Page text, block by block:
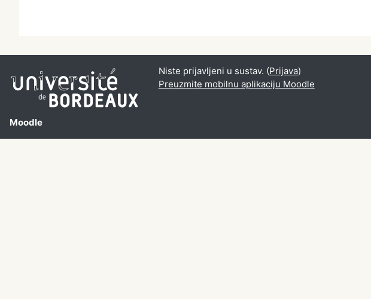
Moodle
Niste prijavljeni u sustav. (Prijava)
Preuzmite mobilnu aplikaciju Moodle